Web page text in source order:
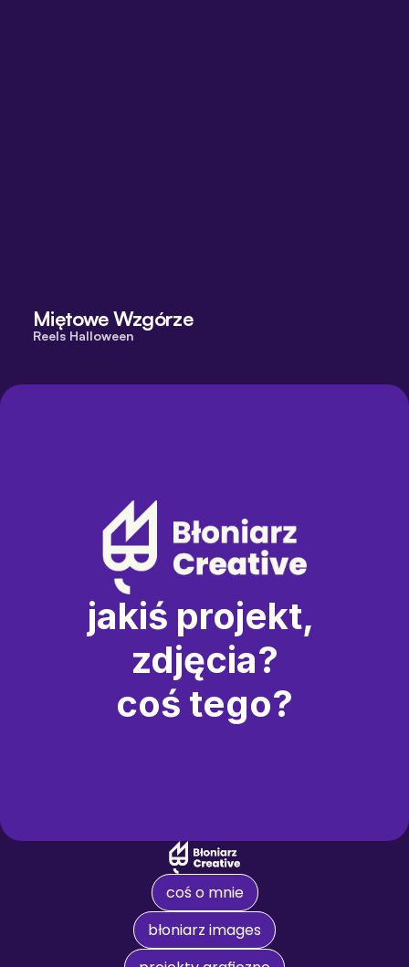
Miętowe Wzgórze
Reels Halloween
jakiś projekt,
zdjęcia?
coś tego?
coś o mnie
błoniarz images